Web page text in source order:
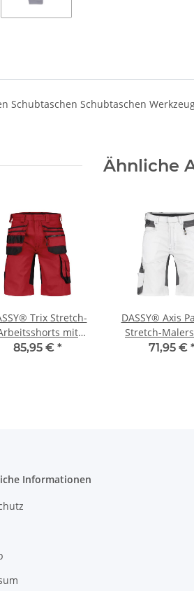
Schubtaschen Schubtaschen
Ähnliche
Trix Stretch-
mit
Holstertaschen
85,95 € *
DASSY® Axis
Stretch-
71,95 €
Informationen